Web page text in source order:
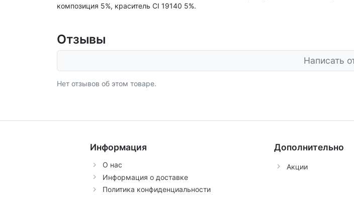
композиция 5%, краситель CI 19140 5%.
Отзывы
Написать
Нет отзывов об этом товаре.
Информация
О нас
Информация о доставке
Политика конфиденциальности
Дополнительно
Акции